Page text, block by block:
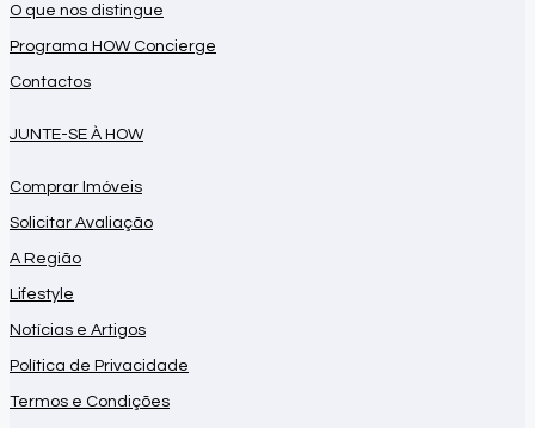
O que nos distingue
Programa HOW Concierge
Contactos
JUNTE-SE À HOW
Comprar Imóveis
Solicitar Avaliação
A Região
Lifestyle
Notícias e Artigos
Política de Privacidade
Termos e Condições